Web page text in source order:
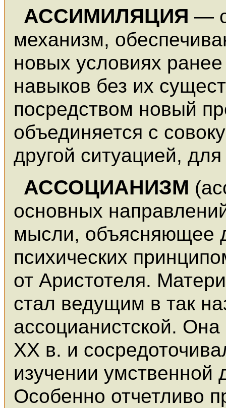
АССИМИЛЯЦИЯ—
механизм,
новых условиях
навыков без их
посредством новый
объединяется с
другой ситуацией,
АССОЦИАНИЗМ
основных
мысли, объясняющее
психических
от Аристотеля.
стал ведущим в так
ассоцианистской.
XX в. и
изучении умственной
Особенно отчетливо